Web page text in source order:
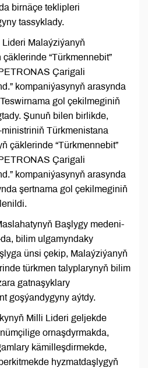
birnäçe teklipleri
tassyklady.
Malaýziýanyň
“Türkmennebit”
Çarigali
kompaniýasynyň arasynda
gol çekilmeginiň
Şunuň bilen birlikde,
Türkmenistana
çäklerinde “Türkmennebit”
Çarigali
kompaniýasynyň arasynda
şertnama gol çekilmeginiň
Başlygy medeni-
bilim ulgamyndaky
ünsi çekip, Malaýziýanyň
türkmen talyplarynyň bilim
gatnaşyklary
goşýandygyny aýtdy.
Milli Lideri geljekde
ornaşdyrmakda,
kämilleşdirmekde,
hyzmatdaşlygyň